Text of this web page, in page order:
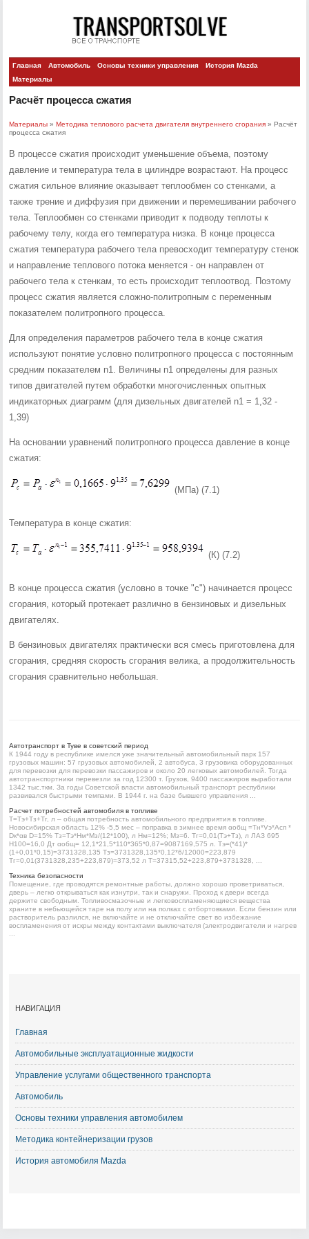
Главная Автомобиль Основы техники управления
История Mazda
Материалы
Расчёт процесса сжатия
Материалы »Методика теплового расчета двигателя внутреннего сгорания » Расчёт
процесса сжатия
В процессе сжатия происходит уменьшение объема, поэтому
давление и температура тела в цилиндре возрастают. На процесс
сжатия сильное влияние оказывает теплообмен со стенками, а
также трение и диффузия при движении и перемешивании рабочего
тела. Теплообмен со стенками приводит к подводу теплоты к
рабочему телу, когда его температура низка. В конце процесса
сжатия температура рабочего тела превосходит температуру стенок
и направление теплового потока меняется - он направлен от
рабочего тела к стенкам, то есть происходит теплоотвод. Поэтому
процесс сжатия является сложно-политропным с переменным
показателем политропного процесса.
Для определения параметров рабочего тела в конце сжатия
используют понятие условно политропного процесса с постоянным
средним показателем n1. Величины n1 определены для разных
типов двигателей путем обработки многочисленных опытных
индикаторных диаграмм (для дизельных двигателей n1 = 1,32 -
1,39)
На основании уравнений политропного процесса давление в конце
сжатия:
(МПа) (7.1)
Температура в конце сжатия:
(К) (7.2)
В конце процесса сжатия (условно в точке "с") начинается процесс
сгорания, который протекает различно в бензиновых и дизельных
двигателях.
В бензиновых двигателях практически вся смесь приготовлена для
сгорания, средняя скорость сгорания велика, а продолжительность
сгорания сравнительно небольшая.
Автотранспорт в Туве в советский период
К 1944 году в республике имелся уже значительный автомобильный парк 157
грузовых машин: 57 грузовых автомобилей, 2 автобуса, 3 грузовика оборудованных
для перевозки для перевозки пассажиров и около 20 легковых автомобилей. Тогда
автотранспортники перевезли за год 12300 т. Грузов, 9400 пассажиров выработали
1342 тыс.ткм. За годы Советской власти автомобильный транспорт республики
развивался быстрыми темпами. В 1944 г. на базе бывшего управления ...
Расчет потребностей автомобиля в топливе
Т=Тэ+Тз+Тг, л – общая потребность автомобильного предприятия в топливе.
Новосибирская область 12% -5,5 мес – поправка в зимнее время αобщ =Тн*Vэ*Асп *
Dк*αв D=15% Тз=Тэ*Нм*Мз/(12*100), л Нм=12%; Мз=6. Тг=0,01(Тэ+Тз), л ЛАЗ 695
Н100=16,0 Дт αобщ= 12,1*21,5*110*365*0,87=9087169,575 л. Тэ=(*41)*
(1+0,01*0,15)=3731328,135 Тз=3731328,135*0,12*6/12000=223,879
Тг=0,01(3731328,235+223,879)=373,52 л Т=37315,52+223,879+3731328, ...
Техника безопасности
Помещение, где проводятся ремонтные работы, должно хорошо проветриваться,
дверь – легко открываться как изнутри, так и снаружи. Проход к двери всегда
держите свободным. Топливосмазочные и легковоспламеняющиеся вещества
храните в небьющейся таре на полу или на полках с отбортовками. Если бензин или
растворитель разлился, не включайте и не отключайте свет во избежание
воспламенения от искры между контактами выключателя (электродвигатели и нагрев
НАВИГАЦИЯ
Главная
Автомобильные эксплуатационные жидкости
Управление услугами общественного транспорта
Автомобиль
Основы техники управления автомобилем
Методика контейнеризации грузов
История автомобиля Mazda